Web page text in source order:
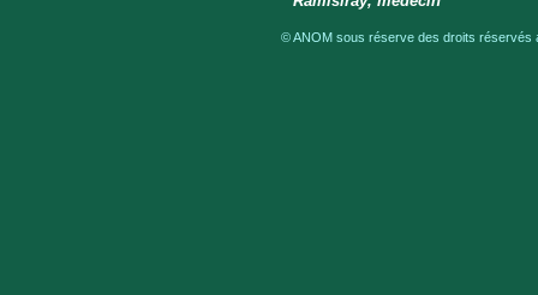
© ANOM sous réserve des droits réservés